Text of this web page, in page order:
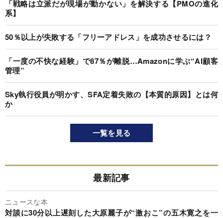
「戦略は立派だが現場が動かない」を解決する【PMOの進化
系】
50％以上が失敗する「フリーアドレス」を成功させるには？
「一度の不快な経験」で87％が離脱…Amazonに学ぶ“AI顧客
管理”
Sky執行役員が明かす、SFA定着失敗の【本質的原因】とは何
か
一覧を見る
最新記事
ニュースな本
対談に30分以上遅刻した大原麗子が“激おこ”の五木寛之を一